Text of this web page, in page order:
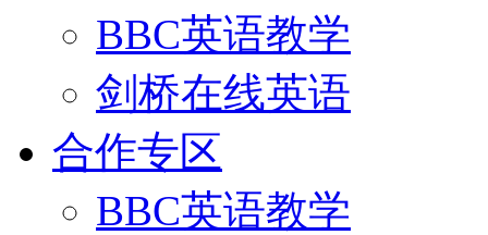
BBC英语教学
剑桥在线英语
合作专区
BBC英语教学